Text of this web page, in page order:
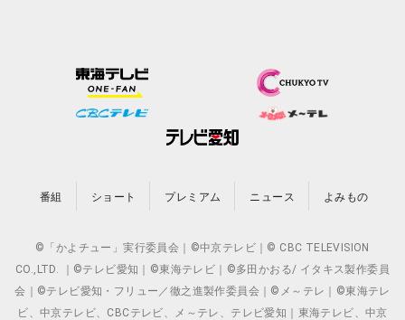
番組 ショート プレミアム ニュース よみもの
©「かよチュー」実行委員会｜©中京テレビ｜© CBC TELEVISION
CO.,LTD. ｜©テレビ愛知｜©東海テレビ｜©多田かおる/ イタキス製作委員
会｜©テレビ愛知・フリュー／徹之進製作委員会｜©メ～テレ｜©東海テレ
ビ、中京テレビ、CBCテレビ、メ～テレ、テレビ愛知｜東海テレビ、中京